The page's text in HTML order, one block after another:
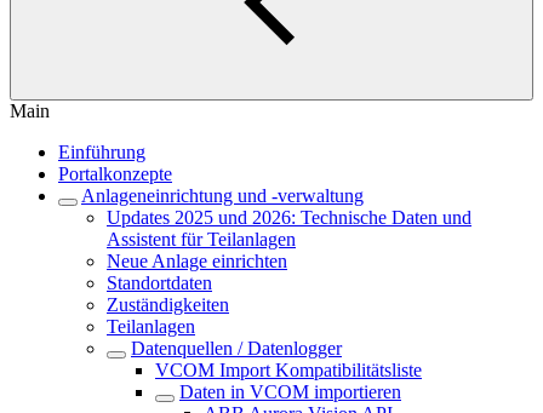
Main
Einführung
Portalkonzepte
Anlageneinrichtung und -verwaltung
Updates 2025 und 2026: Technische Daten und
Assistent für Teilanlagen
Neue Anlage einrichten
Standortdaten
Zuständigkeiten
Teilanlagen
Datenquellen / Datenlogger
VCOM Import Kompatibilitätsliste
Daten in VCOM importieren